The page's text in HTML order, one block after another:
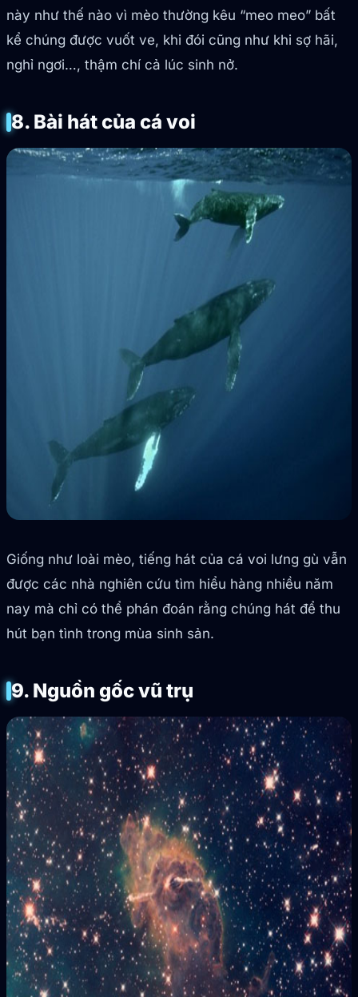
này như thế nào vì mèo thường kêu “meo meo” bất
kể chúng được vuốt ve, khi đói cũng như khi sợ hãi,
nghỉ ngơi…, thậm chí cả lúc sinh nở.
8. Bài hát của cá voi
Giống như loài mèo, tiếng hát của cá voi lưng gù vẫn
được các nhà nghiên cứu tìm hiểu hàng nhiều năm
nay mà chỉ có thể phán đoán rằng chúng hát để thu
hút bạn tình trong mùa sinh sản.
9. Nguồn gốc vũ trụ